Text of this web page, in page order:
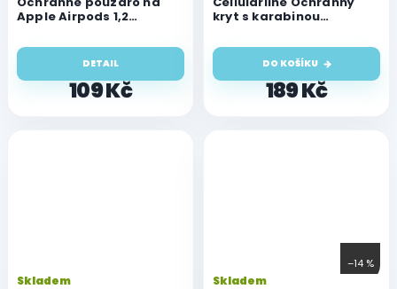
Apple Airpods 1,2
109 Kč
DETAIL
kryt s karabinou
s nástavci za ucho,
modrý
189 Kč
DO KOŠÍKU
Skladem
–14 %
Skladem